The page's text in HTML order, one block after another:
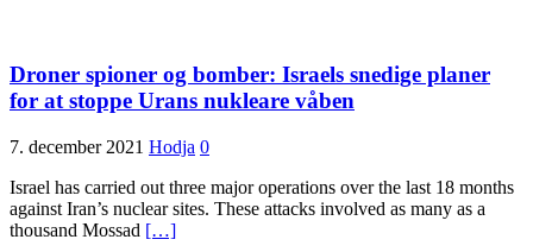
Droner spioner og bomber: Israels snedige planer
for at stoppe Urans nukleare våben
7. december 2021 Hodja 0
Israel has carried out three major operations over the last 18 months
against Iran’s nuclear sites. These attacks involved as many as a
thousand Mossad […]